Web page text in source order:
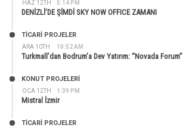
HAZ 12TH 5:14 PM
DENİZLİ’DE ŞİMDİ SKY NOW OFFICE ZAMANI
ARA 10TH 10:52 AM
TİCARİ PROJELER
Turkmall’dan Bodrum’a Dev Yatırım: “Novada Forum”
OCA 12TH 1:39 PM
KONUT PROJELERI
Mistral İzmir
TİCARİ PROJELER